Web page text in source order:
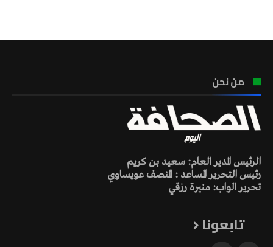
من نحن
الرئيس المدير العام: سعيد بن كريم
رئيس التحرير المساعد : المنصف عويساوي
تحرير الواب: منيرة رزقي
تابعونا